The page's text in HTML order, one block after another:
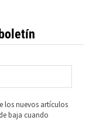
los nuevos artículos
baja cuando